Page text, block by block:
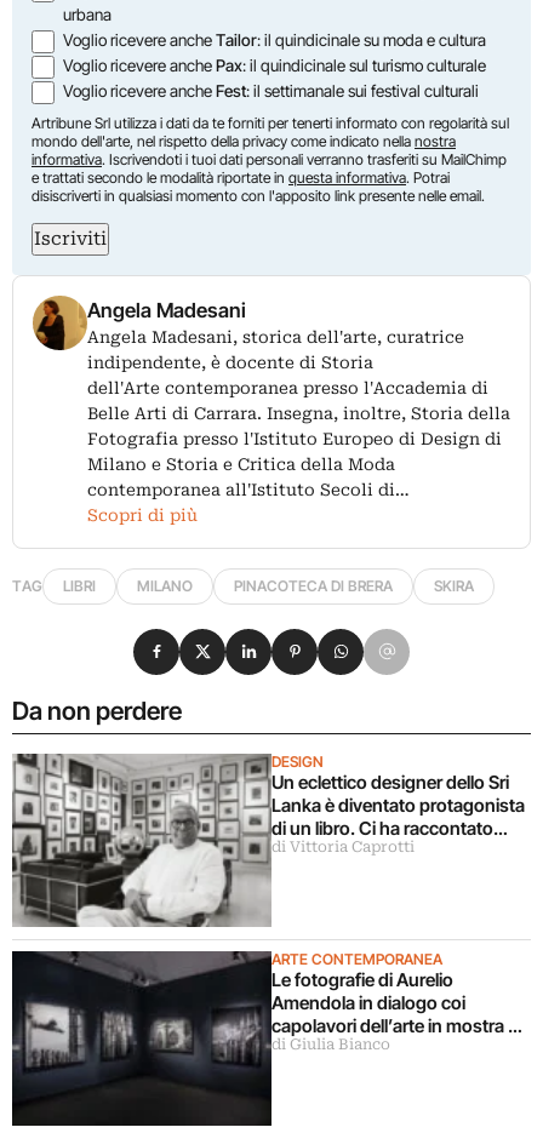
urbana
Voglio ricevere ancheTailor: il quindicinale su moda e cultura
Voglio ricevere anchePax: il quindicinale sul turismo culturale
Voglio ricevere ancheFest: il settimanale sui festival culturali
Artribune Srl utilizza i dati da te forniti per tenerti informato con regolarità sul
mondo dell'arte, nel rispetto della privacy come indicato nella nostra
informativa. Iscrivendoti i tuoi dati personali verranno trasferiti su MailChimp
e trattati secondo le modalità riportate in questa informativa. Potrai
disiscriverti in qualsiasi momento con l'apposito link presente nelle email.
Iscriviti
Angela Madesani
Angela Madesani, storica dell'arte, curatrice
indipendente, è docente di Storia
dell'Arte contemporanea presso l'Accademia di
Belle Arti di Carrara. Insegna, inoltre, Storia della
Fotografia presso l'Istituto Europeo di Design di
Milano e Storia e Critica della Moda
contemporanea all'Istituto Secoli di…
Scopri di più
TAG LIBRI MILANO PINACOTECA DI BRERA SKIRA
Da non perdere
DESIGN
Un eclettico designer dello Sri
Lanka è diventato protagonista
di un libro. Ci ha raccontato
tutto
di Vittoria Caprotti
ARTE CONTEMPORANEA
Le fotografie di Aurelio
Amendola in dialogo coi
capolavori dell’arte in mostra a
Milano
di Giulia Bianco
Condividi su Facebook
Condividi su X
Condividi su LinkedIn
Condividi su Pinterest
Condividi su WhatsApp
Condividi su Email